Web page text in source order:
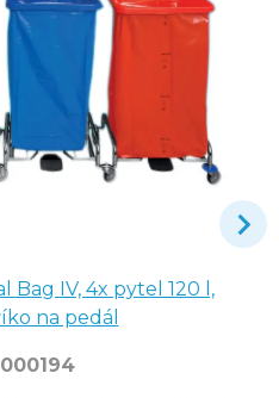
Bag IV, 4x pytel 120 l,
na pedál
000194